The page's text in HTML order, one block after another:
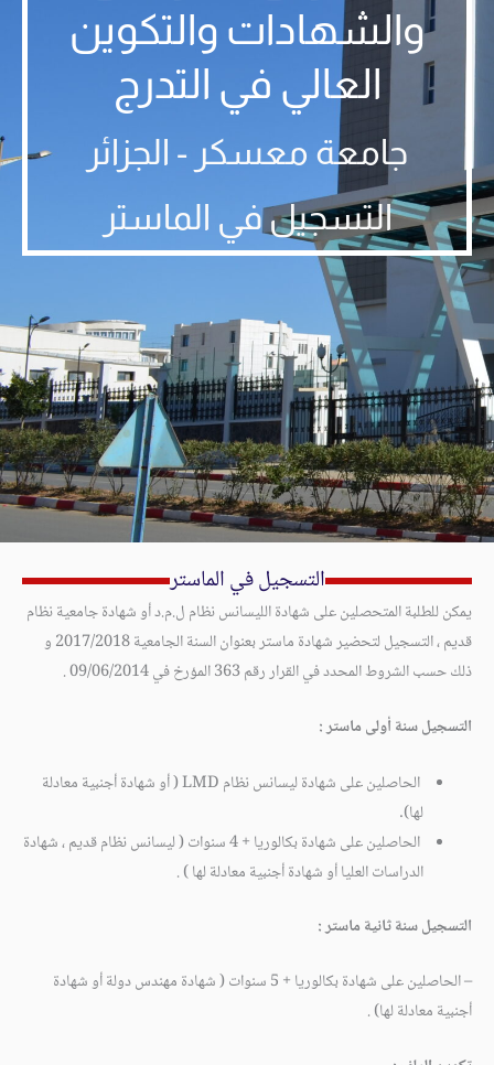
والشهادات والتكوين
العالي في التدرج
جامعة معسكر - الجزائر
التسجيل في الماستر
التسجيل في الماستر
يمكن للطلبة المتحصلين على شهادة الليسانس نظام ل.م.د أو شهادة جامعية نظام
قديم ، التسجيل لتحضير شهادة ماستر بعنوان السنة الجامعية 2017/2018 و
ذلك حسب الشروط المحدد في القرار رقم 363 المؤرخ في 09/06/2014 .
التسجيل سنة أولى ماستر :
الحاصلين على شهادة ليسانس نظام LMD ( أو شهادة أجنبية معادلة
لها).
الحاصلين على شهادة بكالوريا + 4 سنوات ( ليسانس نظام قديم ، شهادة
الدراسات العليا أو شهادة أجنبية معادلة لها ) .
التسجيل سنة ثانية ماستر :
– الحاصلين على شهادة بكالوريا + 5 سنوات ( شهادة مهندس دولة أو شهادة
أجنبية معادلة لها) .